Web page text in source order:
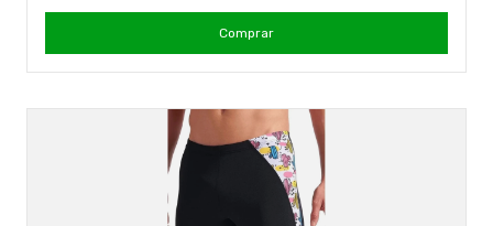
Comprar